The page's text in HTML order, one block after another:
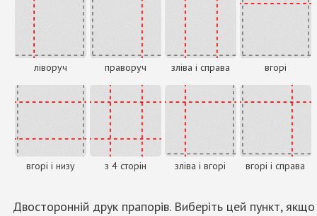
ліворуч праворуч зліва і справа вгорі
вгорі і низу з 4 сторін зліва і вгорі вгорі і справа
Двосторонній друк прапорів. Виберіть цей пункт, якщо